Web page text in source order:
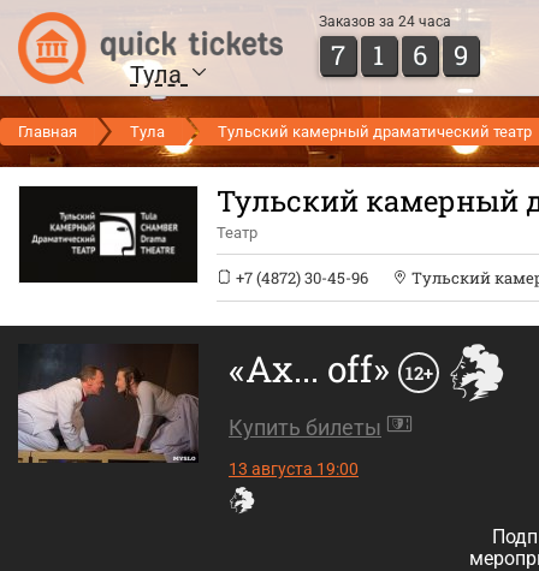
Тула
Заказов за 24 часа
7 1 6 9
Главная Тула Тульский камерный драматический театр
Тульский камерный
Театр
+7 (4872) 30-45-96 Тульский
«Aх... off» 12+
Купить билеты
13 августа 19:00